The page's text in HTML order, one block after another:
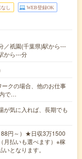
し WEB登録OK
／祇園(千葉県)駅から---
から---分
クの場合、他のお仕事
で…
気に入れば、長期でも
円～）★日収3万1500
月払いも選べます）※稼
となります。